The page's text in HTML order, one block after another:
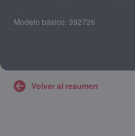
Modelo básico: 392726
Volver al resumen